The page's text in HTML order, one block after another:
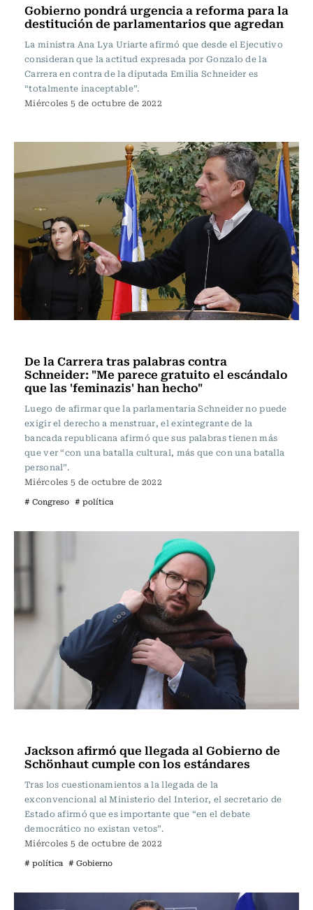
Gobierno pondrá urgencia a reforma para la
destitución de parlamentarios que agredan
La ministra Ana Lya Uriarte afirmó que desde el Ejecutivo
consideran que la actitud expresada por Gonzalo de la
Carrera en contra de la diputada Emilia Schneider es
“totalmente inaceptable”.
Miércoles 5 de octubre de 2022
De la Carrera tras palabras contra
Schneider: "Me parece gratuito el escándalo
que las 'feminazis' han hecho"
Luego de afirmar que la parlamentaria Schneider no puede
exigir el derecho a menstruar, el exintegrante de la
bancada republicana afirmó que sus palabras tienen más
que ver “con una batalla cultural, más que con una batalla
personal”.
Miércoles 5 de octubre de 2022
# Congreso # política
Jackson afirmó que llegada al Gobierno de
Schönhaut cumple con los estándares
Tras los cuestionamientos a la llegada de la
exconvencional al Ministerio del Interior, el secretario de
Estado afirmó que es importante que “en el debate
democrático no existan vetos”.
Miércoles 5 de octubre de 2022
# política # Gobierno